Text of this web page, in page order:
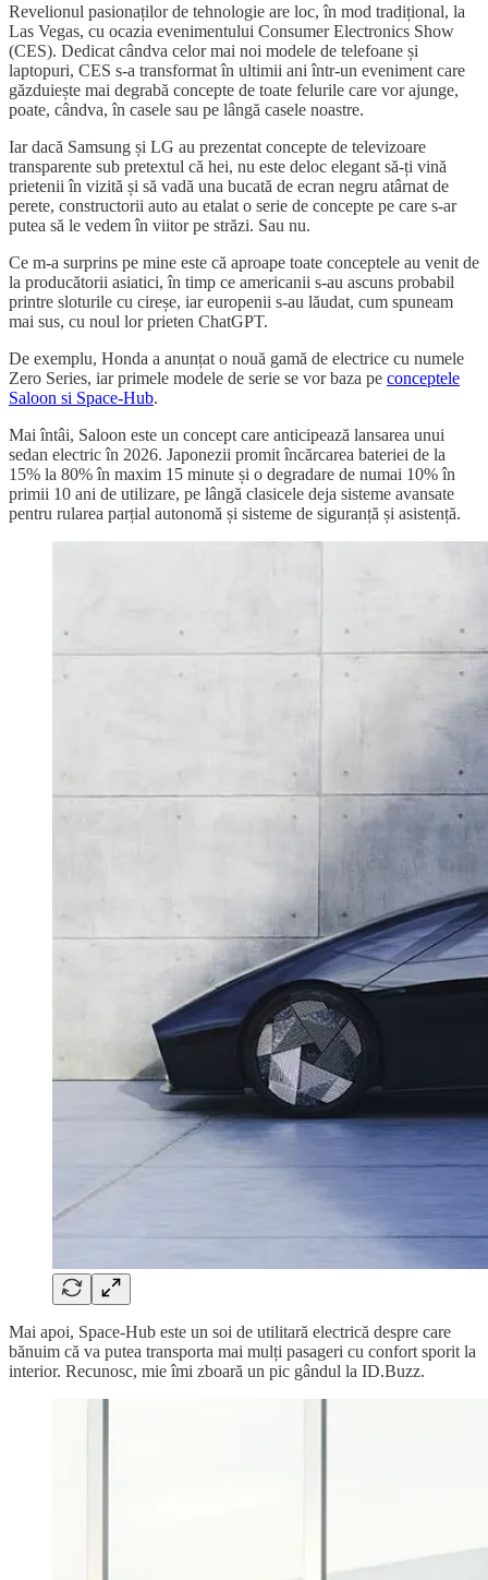
Revelionul pasionaților de tehnologie are loc, în mod tradițional, la
Las Vegas, cu ocazia evenimentului Consumer Electronics Show
(CES). Dedicat cândva celor mai noi modele de telefoane și
laptopuri, CES s-a transformat în ultimii ani într-un eveniment care
găzduiește mai degrabă concepte de toate felurile care vor ajunge,
poate, cândva, în casele sau pe lângă casele noastre.
Iar dacă Samsung și LG au prezentat concepte de televizoare
transparente sub pretextul că hei, nu este deloc elegant să-ți vină
prietenii în vizită și să vadă una bucată de ecran negru atârnat de
perete, constructorii auto au etalat o serie de concepte pe care s-ar
putea să le vedem în viitor pe străzi. Sau nu.
Ce m-a surprins pe mine este că aproape toate conceptele au venit de
la producătorii asiatici, în timp ce americanii s-au ascuns probabil
printre sloturile cu cireșe, iar europenii s-au lăudat, cum spuneam
mai sus, cu noul lor prieten ChatGPT.
De exemplu, Honda a anunțat o nouă gamă de electrice cu numele
Zero Series, iar primele modele de serie se vor baza pe conceptele
Saloon si Space-Hub.
Mai întâi, Saloon este un concept care anticipează lansarea unui
sedan electric în 2026. Japonezii promit încărcarea bateriei de la
15% la 80% în maxim 15 minute și o degradare de numai 10% în
primii 10 ani de utilizare, pe lângă clasicele deja sisteme avansate
pentru rularea parțial autonomă și sisteme de siguranță și asistență.
Mai apoi, Space-Hub este un soi de utilitară electrică despre care
bănuim că va putea transporta mai mulți pasageri cu confort sporit la
interior. Recunosc, mie îmi zboară un pic gândul la ID.Buzz.